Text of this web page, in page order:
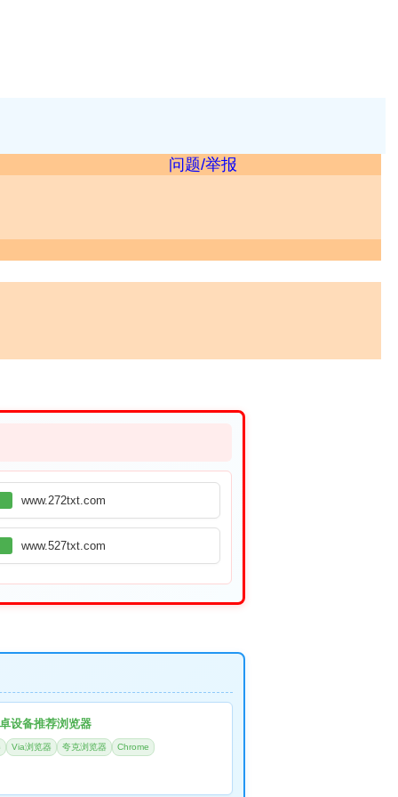
问题/举报
www.272txt.com
www.527txt.com
设备推荐浏览器
Via浏览器 夸克浏览器 Chrome